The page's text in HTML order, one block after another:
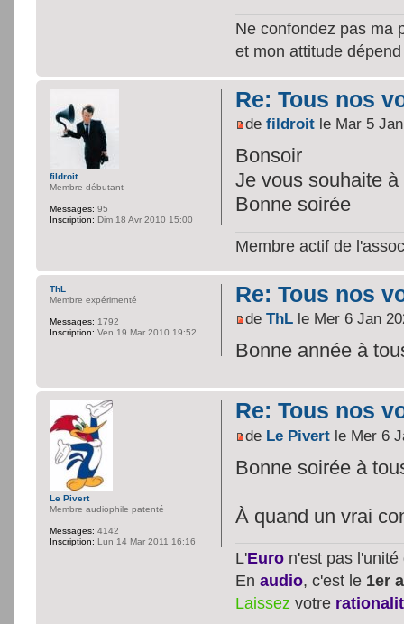
Ne confondez pas ma
et mon attitude
Re: Tous nos
defildroit le Mar 5
Bonsoir
Je vous souhaite
Bonne soirée
Membre actif de
fildroit
Membre débutant
Messages: 95
Inscription: Dim 18 Avr 2010 15:00
Re: Tous nos
deThL le Mer 6 Jan
Bonne année à
ThL
Membre expérimenté
Messages: 1792
Inscription: Ven 19 Mar 2010 19:52
Re: Tous nos
de Le Pivert le Mer 6
Bonne soirée à
À quand un vrai
L'Euro n'est pas
Enaudio, c'est le 1er
Laissez votre
Le Pivert
Membre audiophile patenté
Messages: 4142
Inscription: Lun 14 Mar 2011 16:16